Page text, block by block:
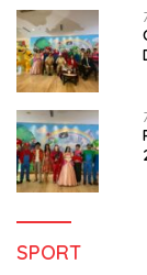
SPORT